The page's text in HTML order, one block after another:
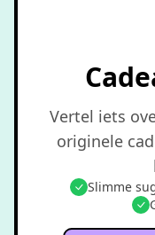
Vertel iets
originele
Slimme